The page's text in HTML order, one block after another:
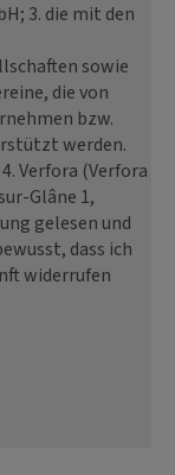
3. die mit den
sowie
die von
bzw.
werden.
Verfora (Verfora
Glâne 1,
gelesen und
dass ich
widerrufen